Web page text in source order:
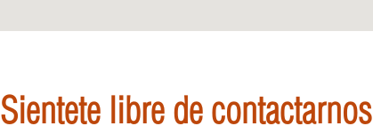
Sientete libre de contactarnos